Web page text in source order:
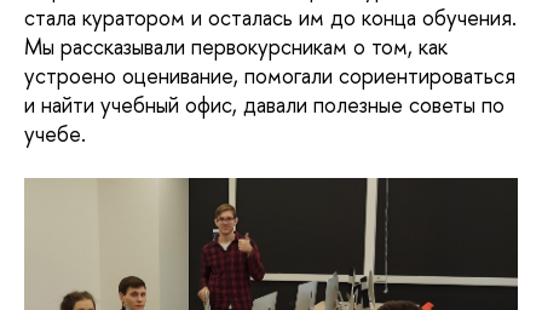
стала куратором и осталась им до конца обучения.
Мы рассказывали первокурсникам о том, как
устроено оценивание, помогали сориентироваться
и найти учебный офис, давали полезные советы по
учебе.